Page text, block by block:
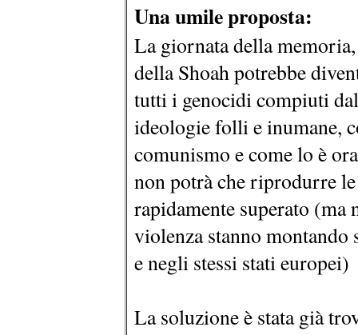
Una umile proposta:
La giornata della
della Shoah potrebbe
tutti i genocidi compiuti
ideologie folli e inumane,
comunismo e come lo è
non potrà che riprodurre
rapidamente superato (ma
violenza stanno
e negli stessi stati europei)
La soluzione è stata già